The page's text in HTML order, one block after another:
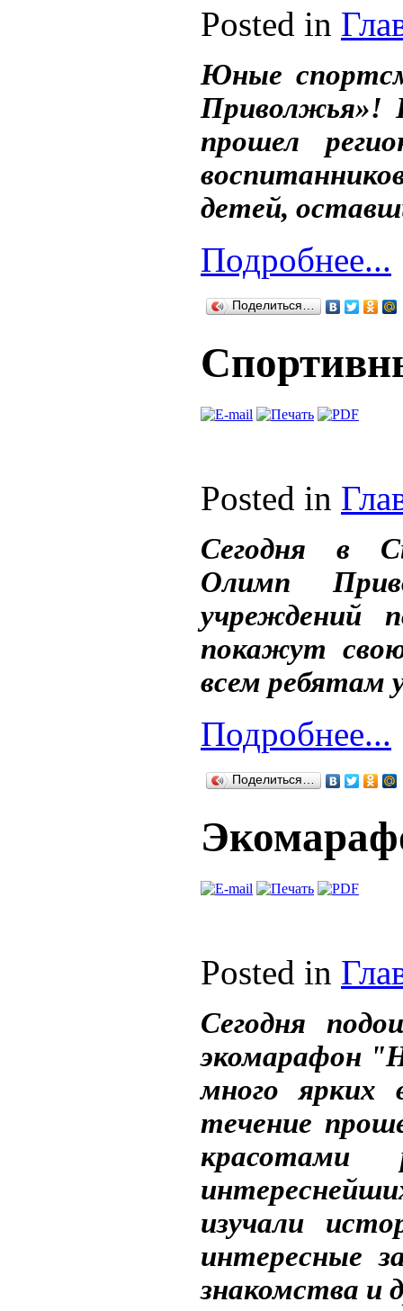
Posted in
Юные
Приволжья»!
прошел
детей,
Подробнее...
Поделиться…
Posted in
Сегодня в
Олимп
учреждений
покажут
всем ребятам
Подробнее...
Поделиться…
Posted in
Сегодня
экомарафон
много ярких
течение
красотами
изучали
интересные
знакомства и